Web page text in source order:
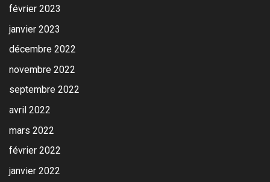
février 2023
janvier 2023
décembre 2022
novembre 2022
septembre 2022
avril 2022
mars 2022
février 2022
janvier 2022